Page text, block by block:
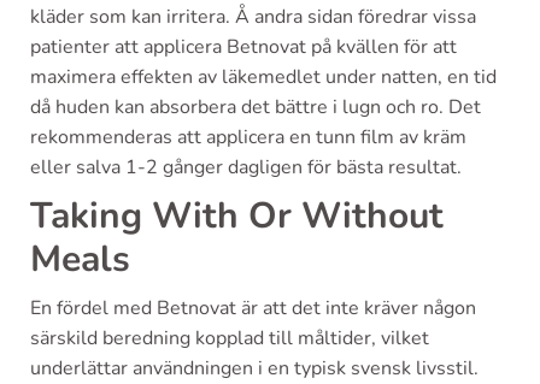
kläder som kan irritera. Å andra sidan föredrar vissa
patienter att applicera Betnovat på kvällen för att
maximera effekten av läkemedlet under natten, en tid
då huden kan absorbera det bättre i lugn och ro. Det
rekommenderas att applicera en tunn film av kräm
eller salva 1-2 gånger dagligen för bästa resultat.
Taking With Or Without
Meals
En fördel med Betnovat är att det inte kräver någon
särskild beredning kopplad till måltider, vilket
underlättar användningen i en typisk svensk livsstil.